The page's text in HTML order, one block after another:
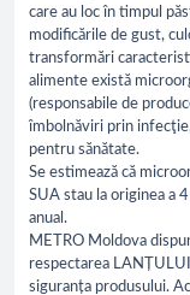
care au loc în timpul
modificările de gust,
transformări
alimente există
(responsabile de
îmbolnăviri prin
pentru sănătate.
Se estimează că
SUA stau la originea a
anual.
METRO Moldova
respectarea
siguranța produsului.